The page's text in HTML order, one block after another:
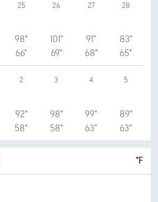
25
98°
66°
26
101°
69°
27
91°
68°
28
83°
65°
2
92°
58°
3
98°
58°
4
99°
63°
5
89°
63°
°F